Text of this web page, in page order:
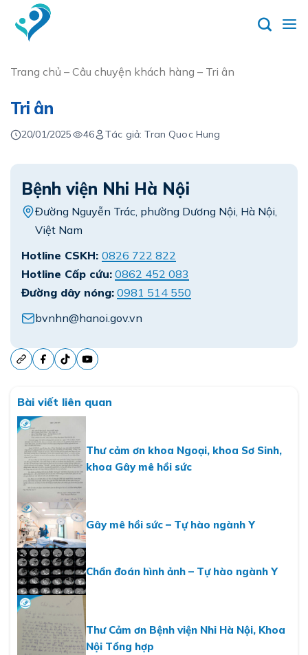
content
Trang chủ – Câu chuyện khách hàng – Tri ân
Tri ân
Tác giả: Tran Quoc Hung
20/01/2025 46
Bệnh viện Nhi Hà Nội
Đường Nguyễn Trác, phường Dương Nội, Hà Nội,
Việt Nam
Hotline CSKH: 0826 722 822
Hotline Cấp cứu: 0862 452 083
Đường dây nóng: 0981 514 550
bvnhn@hanoi.gov.vn
Bài viết liên quan
Thư cảm ơn khoa Ngoại, khoa Sơ Sinh,
khoa Gây mê hồi sức
Gây mê hồi sức – Tự hào ngành Y
Chẩn đoán hình ảnh – Tự hào ngành Y
Thư Cảm ơn Bệnh viện Nhi Hà Nội, Khoa
Nội Tổng hợp